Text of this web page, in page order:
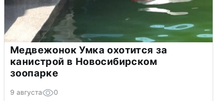
Медвежонок Умка охотится за
канистрой в Новосибирском
зоопарке
9 августа 0